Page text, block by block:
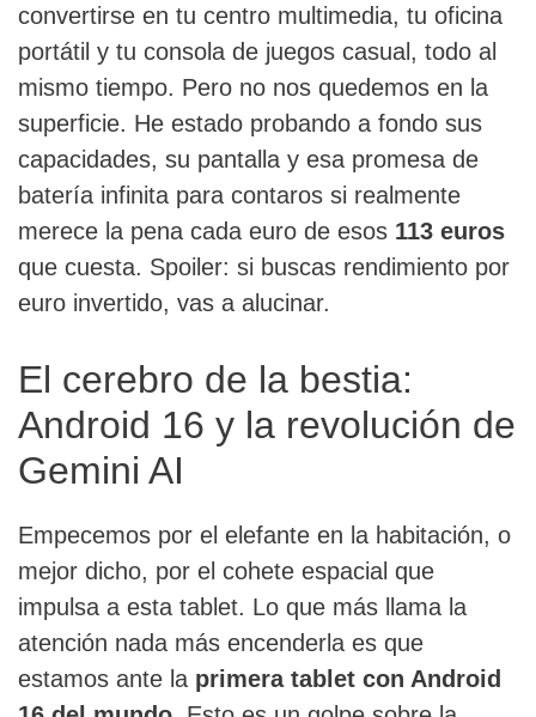
convertirse en tu centro multimedia, tu oficina
portátil y tu consola de juegos casual, todo al
mismo tiempo. Pero no nos quedemos en la
superficie. He estado probando a fondo sus
capacidades, su pantalla y esa promesa de
batería infinita para contaros si realmente
merece la pena cada euro de esos 113 euros
que cuesta. Spoiler: si buscas rendimiento por
euro invertido, vas a alucinar.
El cerebro de la bestia:
Android 16 y la revolución de
Gemini AI
Empecemos por el elefante en la habitación, o
mejor dicho, por el cohete espacial que
impulsa a esta tablet. Lo que más llama la
atención nada más encenderla es que
estamos ante la primera tablet con Android